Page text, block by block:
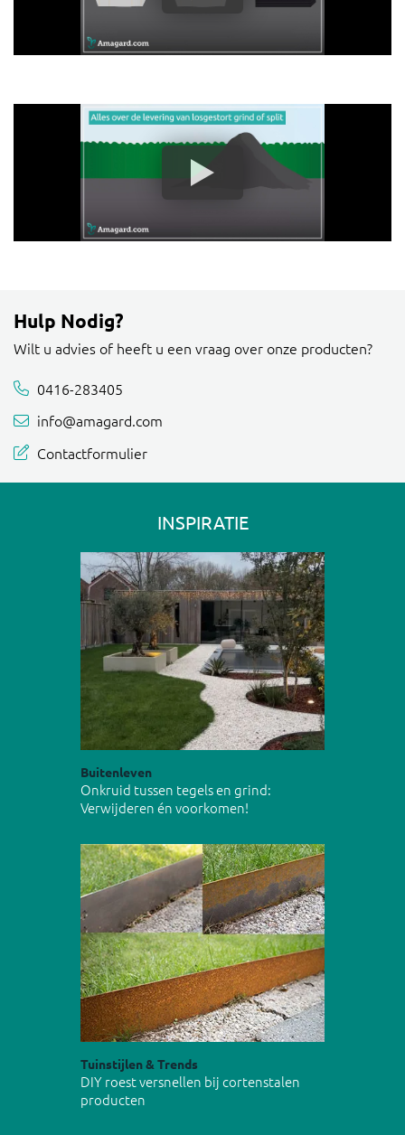
Hulp Nodig?
Wilt u advies of heeft u een vraag over onze producten?
0416-283405
info@amagard.com
Contactformulier
INSPIRATIE
Buitenleven
Onkruid tussen tegels en grind:
Verwijderen én voorkomen!
Tuinstijlen & Trends
DIY roest versnellen bij cortenstalen
producten